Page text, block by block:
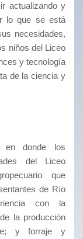
actualizando y
lo que se está
necesidades,
niños del Liceo
y tecnología
de la ciencia y
en donde los
del Liceo
que
de Río
con la
la producción
y forraje y